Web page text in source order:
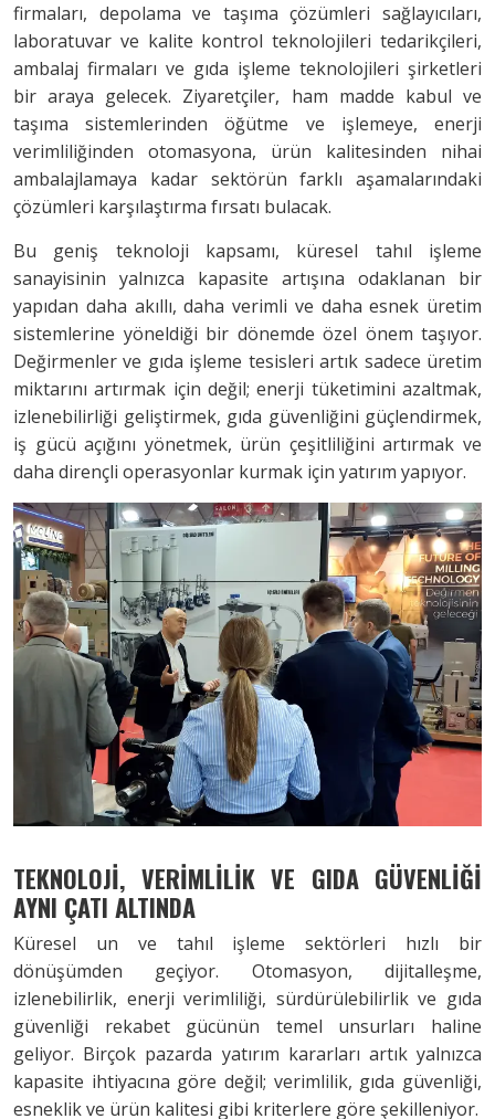
firmaları, depolama ve taşıma çözümleri sağlayıcıları,
laboratuvar ve kalite kontrol teknolojileri tedarikçileri,
ambalaj firmaları ve gıda işleme teknolojileri şirketleri
bir araya gelecek. Ziyaretçiler, ham madde kabul ve
taşıma sistemlerinden öğütme ve işlemeye, enerji
verimliliğinden otomasyona, ürün kalitesinden nihai
ambalajlamaya kadar sektörün farklı aşamalarındaki
çözümleri karşılaştırma fırsatı bulacak.
Bu geniş teknoloji kapsamı, küresel tahıl işleme
sanayisinin yalnızca kapasite artışına odaklanan bir
yapıdan daha akıllı, daha verimli ve daha esnek üretim
sistemlerine yöneldiği bir dönemde özel önem taşıyor.
Değirmenler ve gıda işleme tesisleri artık sadece üretim
miktarını artırmak için değil; enerji tüketimini azaltmak,
izlenebilirliği geliştirmek, gıda güvenliğini güçlendirmek,
iş gücü açığını yönetmek, ürün çeşitliliğini artırmak ve
daha dirençli operasyonlar kurmak için yatırım yapıyor.
TEKNOLOJİ, VERİMLİLİK VE GIDA GÜVENLİĞİ
AYNI ÇATI ALTINDA
Küresel un ve tahıl işleme sektörleri hızlı bir
dönüşümden geçiyor. Otomasyon, dijitalleşme,
izlenebilirlik, enerji verimliliği, sürdürülebilirlik ve gıda
güvenliği rekabet gücünün temel unsurları haline
geliyor. Birçok pazarda yatırım kararları artık yalnızca
kapasite ihtiyacına göre değil; verimlilik, gıda güvenliği,
esneklik ve ürün kalitesi gibi kriterlere göre şekilleniyor.